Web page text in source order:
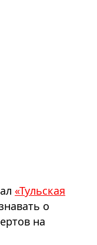
«Тульская
о
на